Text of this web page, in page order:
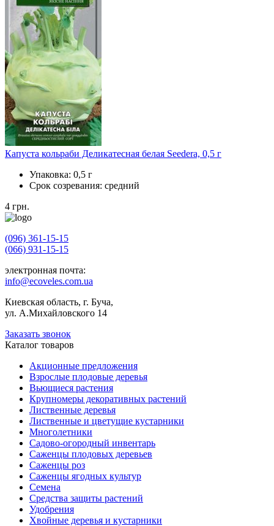
Капуста кольраби Деликатесная белая Seedera, 0,5 г
Упаковка: 0,5 г
Срок созревания: средний
4 грн.
(096) 361-15-15
(066) 931-15-15
электронная почта:
info@ecoveles.com.ua
Киевская область, г. Буча,
ул. А.Михайловского 14
Заказать звонок
Каталог товаров
Акционные предложения
Взрослые плодовые деревья
Вьющиеся растения
Крупномеры декоративных растений
Лиственные деревья
Лиственные и цветущие кустарники
Многолетники
Садово-огородный инвентарь
Саженцы плодовых деревьев
Саженцы роз
Саженцы ягодных культур
Семена
Средства защиты растений
Удобрения
Хвойные деревья и кустарники